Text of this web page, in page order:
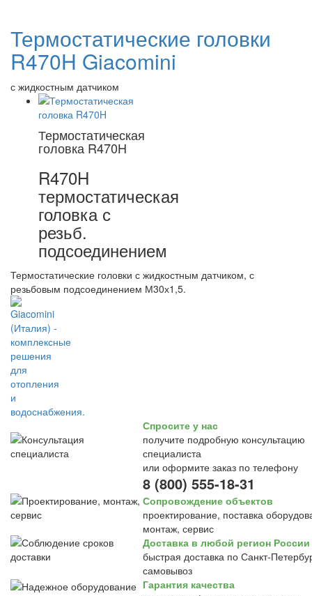
Термостатические головки
R470H Giacomini
с жидкостным датчиком
Термостатическая
головка R470H
R470H
термостатическая
головка с
резьб.
подсоединением
Термостатические головки с жидкостным датчиком, с
резьбовым подсоединением М30х1,5.
Спросите у нас
получите подробную консультацию
специалиста
или оформите заказ по телефону
8 (800) 555-18-31
Сопровождение объектов
проектирование, поставка
монтаж, сервис
Доставка в любой регион России
быстрая доставка по Санкт-
самовывоз
Гарантия качества